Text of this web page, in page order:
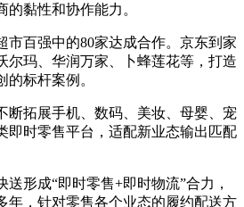
黏性和协作能力。
市百强中的80家达成合作。京东到家
尔玛、华润万家、卜蜂莲花等，打造
的标杆案例。
断拓展手机、数码、美妆、母婴、宠
即时零售平台，适配新业态输出匹配
形成“即时零售+即时物流”合力，
年，针对零售各个业态的履约配送方